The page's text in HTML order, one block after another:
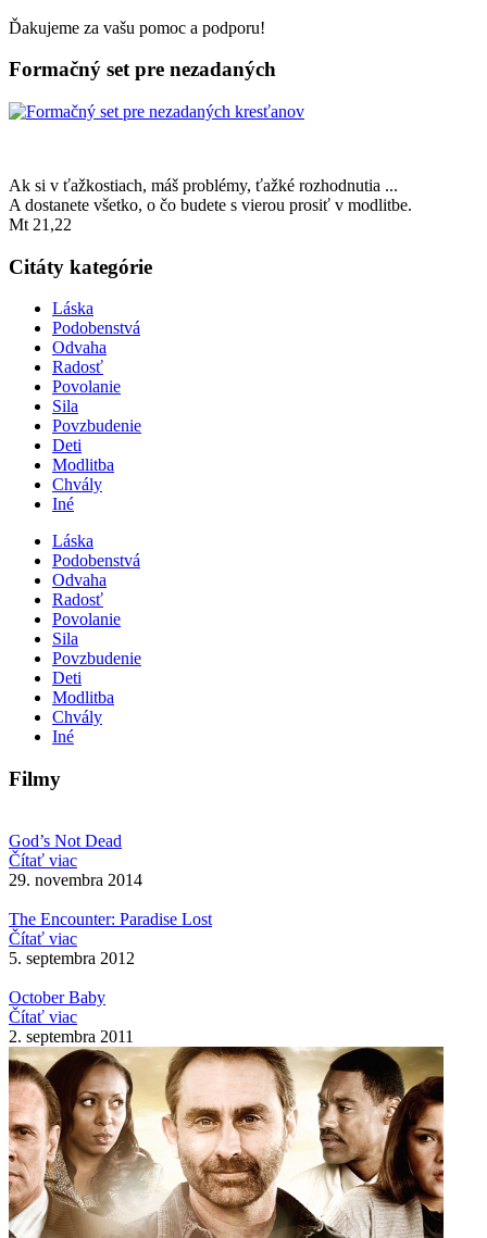
Ďakujeme za vašu pomoc a podporu!
Formačný set pre nezadaných
Ak si v ťažkostiach, máš problémy, ťažké rozhodnutia ...
A dostanete všetko, o čo budete s vierou prosiť v modlitbe.
Mt 21,22
Citáty kategórie
Láska
Podobenstvá
Odvaha
Radosť
Povolanie
Sila
Povzbudenie
Deti
Modlitba
Chvály
Iné
Láska
Podobenstvá
Odvaha
Radosť
Povolanie
Sila
Povzbudenie
Deti
Modlitba
Chvály
Iné
Filmy
God’s Not Dead
Čítať viac
29. novembra 2014
The Encounter: Paradise Lost
Čítať viac
5. septembra 2012
October Baby
Čítať viac
2. septembra 2011